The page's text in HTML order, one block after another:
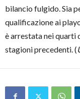
bilancio fulgido. Sia
qualificazione ai
è arrestata nei quarti
stagioni precedenti. (